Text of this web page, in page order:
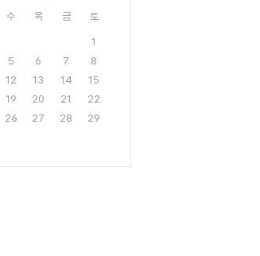
수 목 금 토
1
5 6 7
8
12 13 14
15
19 20 21
22
26 27 28
29